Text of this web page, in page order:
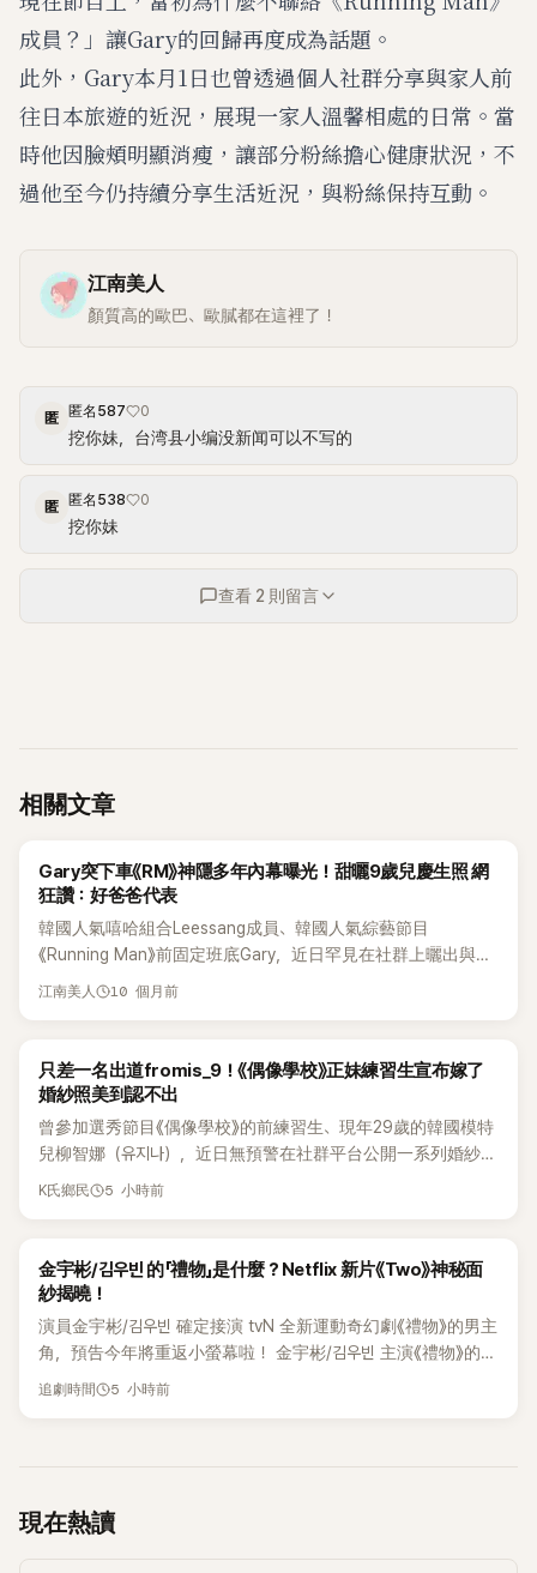
成員？」讓Gary的回歸再度成為話題。
此外，Gary本月1日也曾透過個人社群分享與家人前
往日本旅遊的近況，展現一家人溫馨相處的日常。當
時他因臉頰明顯消瘦，讓部分粉絲擔心健康狀況，不
過他至今仍持續分享生活近況，與粉絲保持互動。
江南美人
顏質高的歐巴、歐膩都在這裡了！
匿 匿名587 0
挖你妹，台湾县小编没新闻可以不写的
匿 匿名538 0
挖你妹
查看 2 則留言
相關文章
K-POP
Gary突下車《RM》神隱多年內幕曝光！甜曬9歲兒慶生照 網
狂讚：好爸爸代表
韓國人氣嘻哈組合Leessang成員、韓國人氣綜藝節目
《Running Man》前固定班底Gary，近日罕見在社群上曬出與兒
子姜Hao（姜好）的溫馨舊照，並感性透露當初暫停演藝圈活
歲的生日。並感性寫到：「當年決定暫停演藝事業，花更多時間
陪伴你成長，是我人生中最正確的選擇。我們要一直幸福下去
了！」、「根本人生勝利組！」 事實上，Gary原本以音樂與綜藝節
目《Running Man》等活動紅遍亞洲，卻突然在2017年宣布退出
節目，引起外界各種揣測。當時他表示想專注於音樂創作而退
出，卻在不久後悄悄與小10歲圈外女友低調完婚並生下兒子姜
更完全神隱於螢光幕之外，直到2020年才帶著萌爆網友的兒子
姜Hao出演親子實境秀《超人回來了》，父子倆的超萌互動瞬間
收割大票粉絲，姜Hao更因乖巧可愛的暖男個性，圈粉無數「姨
母」。 Gary也曾在節目上坦言：「過去20多年一直從事演藝工
育嬰假。雖然休息時間變長了，但那段時間我一點也不覺得不
江南美人 10 個月前
K-POP
只差一名出道fromis_9！《偶像學校》正妹練習生宣布嫁了
婚紗照美到認不出
曾參加選秀節目《偶像學校》的前練習生、現年29歲的韓國模特
兒柳智娜（유지나），近日無預警在社群平台公開一系列婚紗
照，親自宣布即將步入婚姻，消息曝光後讓不少曾追看節目的
K氏鄉民 5 小時前
K-DRAMA
金宇彬/김우빈 的「禮物」是什麼？Netflix 新片《Two》神秘面
紗揭曉！
演員金宇彬/김우빈 確定接演 tvN 全新運動奇幻劇《禮物》的男主
角，預告今年將重返小螢幕啦！ 金宇彬/김우빈 主演《禮物》的詳
細資訊韓劇《禮物》改編自網路漫畫，劇情講述一位離開大聯
物》預計將在 2026 年下半年播出喔！ 2 個新公布的企劃案截
至 2026 年 8 月 7 日為止，新公布的內容 Netflix 宣布製作動
追劇時間 5 小時前
現在熱讀